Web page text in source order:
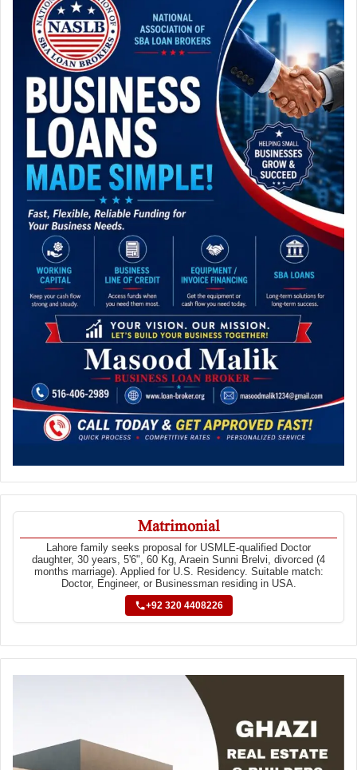
Matrimonial
Lahore family seeks proposal for USMLE-qualified Doctor
daughter, 30 years, 5'6", 60 Kg, Araein Sunni Brelvi, divorced (4
months marriage). Applied for U.S. Residency. Suitable match:
Doctor, Engineer, or Businessman residing in USA.
+92 320 4408226